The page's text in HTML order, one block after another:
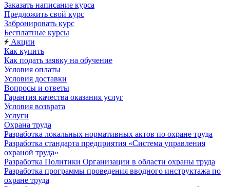
Заказать написание курса
Предложить свой курс
Забронировать курс
Бесплатные курсы
Акции
Как купить
Как подать заявку на обучение
Условия оплаты
Условия доставки
Вопросы и ответы
Гарантия качества оказания услуг
Условия возврата
Услуги
Охрана труда
Разработка локальных нормативных актов по охране труда
Разработка стандарта предприятия «Система управления
охраной труда»
Разработка Политики Организации в области охраны труда
Разработка программы проведения вводного инструктажа по
охране труда